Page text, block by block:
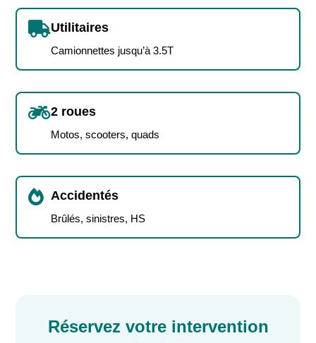
Utilitaires
Camionnettes jusqu’à 3.5T
2 roues
Motos, scooters, quads
 Accidentés
Brûlés, sinistres, HS
Réservez votre intervention